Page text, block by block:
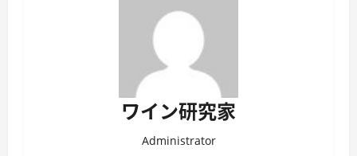
ワイン研究家
Administrator